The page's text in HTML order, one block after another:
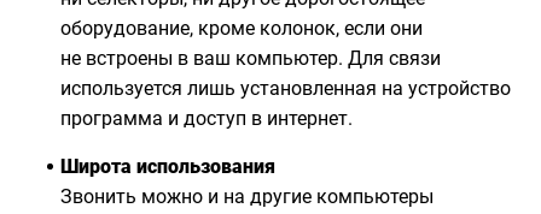
оборудование, кроме колонок, если они
не встроены в ваш компьютер. Для связи
используется лишь установленная на устройство
программа и доступ в интернет.
Широта использования
Звонить можно и на другие компьютеры